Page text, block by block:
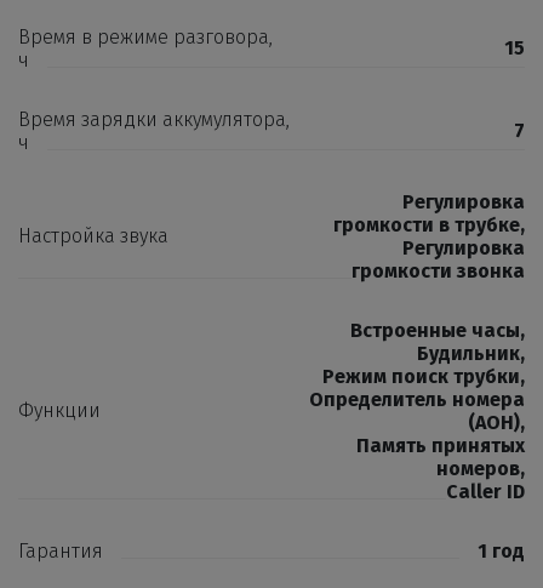
Время в режиме разговора,
ч
15
Время зарядки аккумулятора,
ч
7
Настройка звука
Регулировка
громкости в трубке,
Регулировка
громкости звонка
Функции
Встроенные часы,
Будильник,
Режим поиск трубки,
Определитель номера
(АОН),
Память принятых
номеров,
Caller ID
Гарантия 1 год